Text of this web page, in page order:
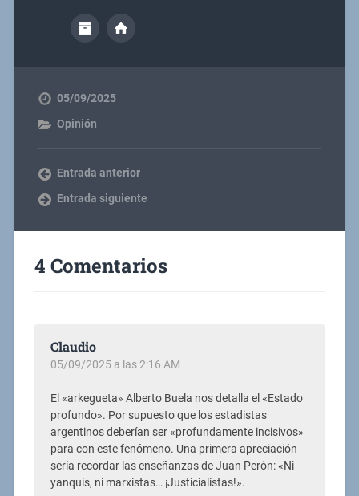
05/09/2025
Opinión
Entrada anterior
Entrada siguiente
4 Comentarios
Claudio
05/09/2025 a las 2:16 AM
El «arkegueta» Alberto Buela nos detalla el «Estado
profundo». Por supuesto que los estadistas
argentinos deberían ser «profundamente incisivos»
para con este fenómeno. Una primera apreciación
sería recordar las enseñanzas de Juan Perón: «Ni
yanquis, ni marxistas… ¡Justicialistas!».